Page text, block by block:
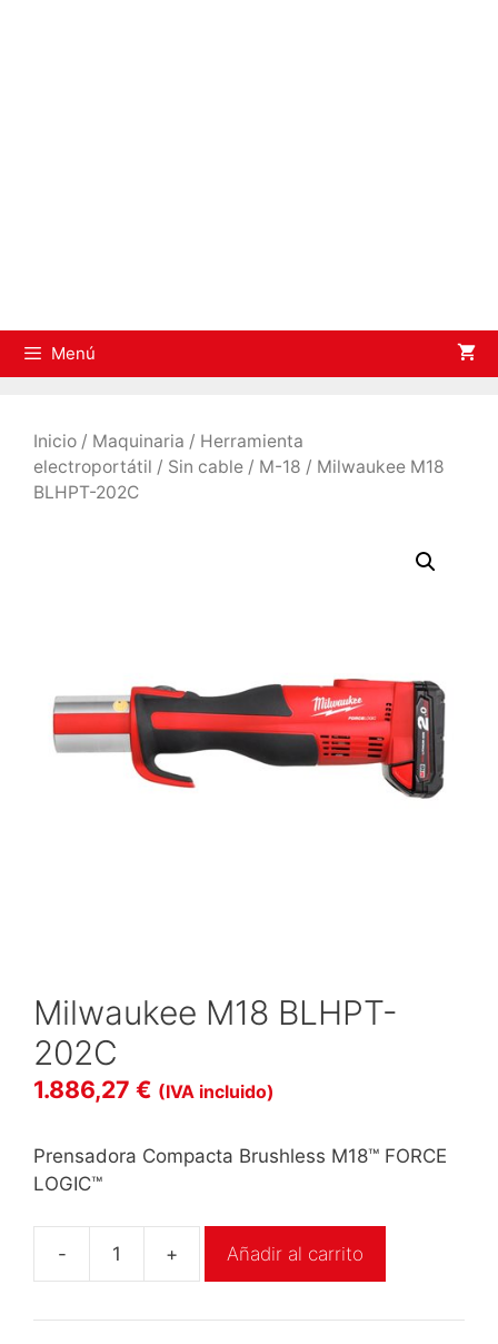
Menú
Inicio / Maquinaria / Herramienta
electroportátil / Sin cable / M-18 / Milwaukee M18
BLHPT-202C
Milwaukee M18 BLHPT-
202C
1.886,27 € (IVA incluido)
Prensadora Compacta Brushless M18™ FORCE
LOGIC™
-
Milwaukee
BLHPT-
+ Añadir al carrito